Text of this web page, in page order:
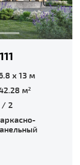
x 13 м
м2
/ 2